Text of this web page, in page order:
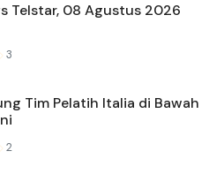
Telstar, 08 Agustus 2026
3
Tim Pelatih Italia di Bawah
2